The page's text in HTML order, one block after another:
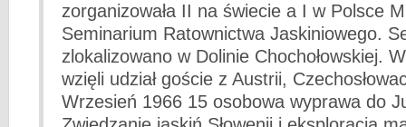
zorganizowała II na świecie a I w Polsce
Seminarium Ratownictwa Jaskiniowego.
zlokalizowano w Dolinie Chochołowskiej.
wzięli udział goście z Austrii,
Wrzesień 1966 15 osobowa wyprawa do